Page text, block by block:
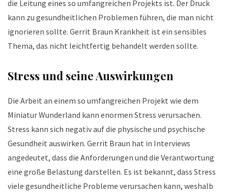
die Leitung eines so umfangreichen Projekts ist. Der Druck
kann zu gesundheitlichen Problemen führen, die man nicht
ignorieren sollte. Gerrit Braun Krankheit ist ein sensibles
Thema, das nicht leichtfertig behandelt werden sollte.
Stress und seine Auswirkungen
Die Arbeit an einem so umfangreichen Projekt wie dem
Miniatur Wunderland kann enormen Stress verursachen.
Stress kann sich negativ auf die physische und psychische
Gesundheit auswirken. Gerrit Braun hat in Interviews
angedeutet, dass die Anforderungen und die Verantwortung
eine große Belastung darstellen. Es ist bekannt, dass Stress
viele gesundheitliche Probleme verursachen kann, weshalb